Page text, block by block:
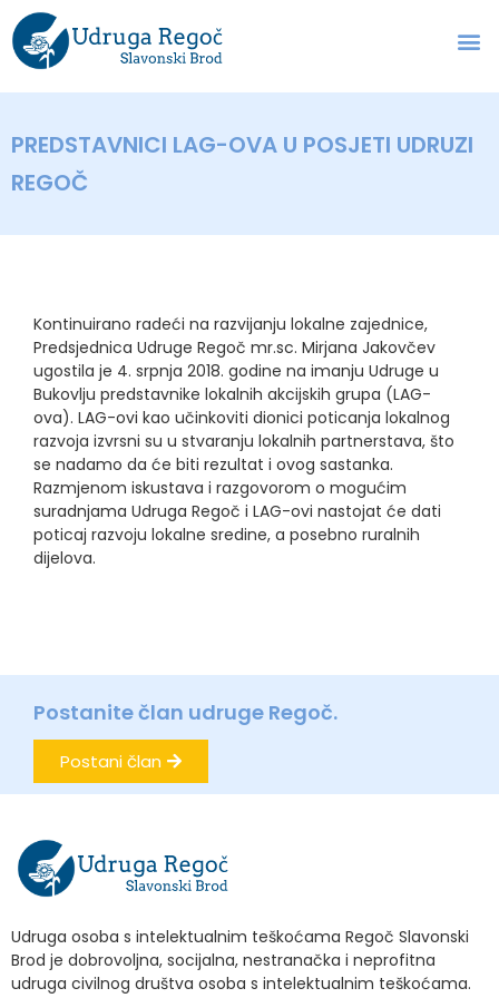
PREDSTAVNICI LAG-OVA U POSJETI UDRUZI
REGOČ
Kontinuirano radeći na razvijanju lokalne zajednice,
Predsjednica Udruge Regoč mr.sc. Mirjana Jakovčev
ugostila je 4. srpnja 2018. godine na imanju Udruge u
Bukovlju predstavnike lokalnih akcijskih grupa (LAG-
ova). LAG-ovi kao učinkoviti dionici poticanja lokalnog
razvoja izvrsni su u stvaranju lokalnih partnerstava, što
se nadamo da će biti rezultat i ovog sastanka.
Razmjenom iskustava i razgovorom o mogućim
suradnjama Udruga Regoč i LAG-ovi nastojat će dati
poticaj razvoju lokalne sredine, a posebno ruralnih
dijelova.
Postanite član udruge Regoč.
Postani član
Udruga osoba s intelektualnim teškoćama Regoč Slavonski
Brod je dobrovoljna, socijalna, nestranačka i neprofitna
udruga civilnog društva osoba s intelektualnim teškoćama.